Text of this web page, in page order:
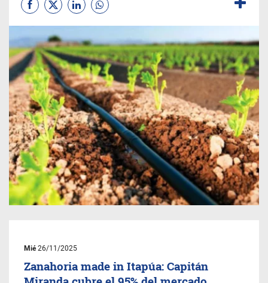
Mié26/11/2025
Zanahoria made in Itapúa: Capitán